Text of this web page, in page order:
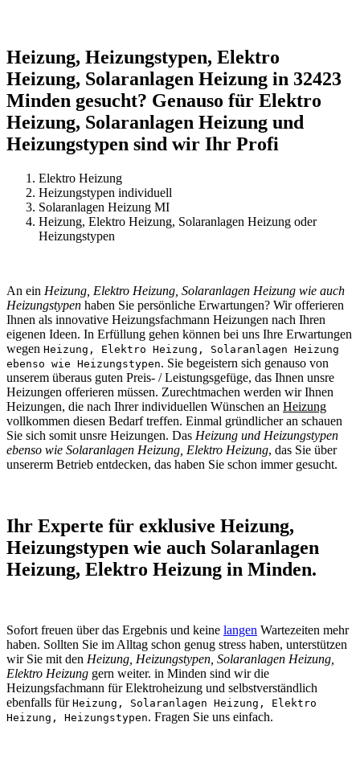
Heizung, Heizungstypen, Elektro
Heizung, Solaranlagen Heizung in 32423
Minden gesucht? Genauso für Elektro
Heizung, Solaranlagen Heizung und
Heizungstypen sind wir Ihr Profi
Elektro Heizung
Heizungstypen individuell
Solaranlagen Heizung MI
Heizung, Elektro Heizung, Solaranlagen Heizung oder
Heizungstypen
An ein Heizung, Elektro Heizung, Solaranlagen Heizung wie auch
Heizungstypen haben Sie persönliche Erwartungen? Wir offerieren
Ihnen als innovative Heizungsfachmann Heizungen nach Ihren
eigenen Ideen. In Erfüllung gehen können bei uns Ihre Erwartungen
wegen Heizung, Elektro Heizung, Solaranlagen Heizung
ebenso wie Heizungstypen. Sie begeistern sich genauso von
unserem überaus guten Preis- / Leistungsgefüge, das Ihnen unsre
Heizungen offerieren müssen. Zurechtmachen werden wir Ihnen
Heizungen, die nach Ihrer individuellen Wünschen an Heizung
vollkommen diesen Bedarf treffen. Einmal gründlicher an schauen
Sie sich somit unsre Heizungen. Das Heizung und Heizungstypen
ebenso wie Solaranlagen Heizung, Elektro Heizung, das Sie über
unsererm Betrieb entdecken, das haben Sie schon immer gesucht.
Ihr Experte für exklusive Heizung,
Heizungstypen wie auch Solaranlagen
Heizung, Elektro Heizung in Minden.
Sofort freuen über das Ergebnis und keine langen Wartezeiten mehr
haben. Sollten Sie im Alltag schon genug stress haben, unterstützen
wir Sie mit den Heizung, Heizungstypen, Solaranlagen Heizung,
Elektro Heizung gern weiter. in Minden sind wir die
Heizungsfachmann für Elektroheizung und selbstverständlich
ebenfalls für Heizung, Solaranlagen Heizung, Elektro
Heizung, Heizungstypen. Fragen Sie uns einfach.